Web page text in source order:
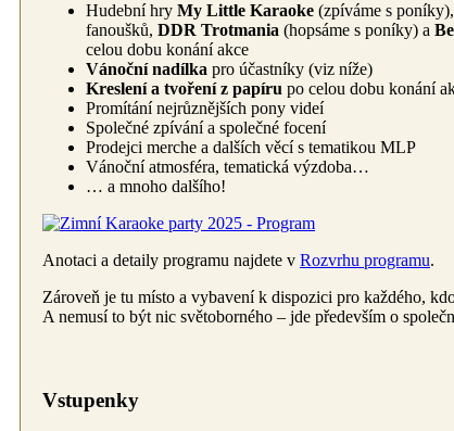
Hudební hry My Little Karaoke (zpíváme s poníky),
fanoušků, DDR Trotmania (hopsáme s poníky) a
celou dobu konání akce
Vánoční nadílka pro účastníky (viz níže)
Kreslení a tvoření z papíru po celou dobu konání
Promítání nejrůznějších pony videí
Společné zpívání a společné focení
Prodejci merche a dalších věcí s tematikou MLP
Vánoční atmosféra, tematická výzdoba…
… a mnoho dalšího!
Anotaci a detaily programu najdete v Rozvrhu programu.
Zároveň je tu místo a vybavení k dispozici pro každého,
A nemusí to být nic světoborného – jde především o
Vstupenky